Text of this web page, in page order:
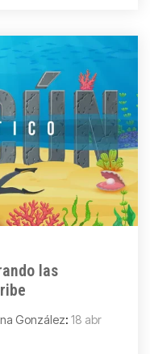
las
González: 18 abr